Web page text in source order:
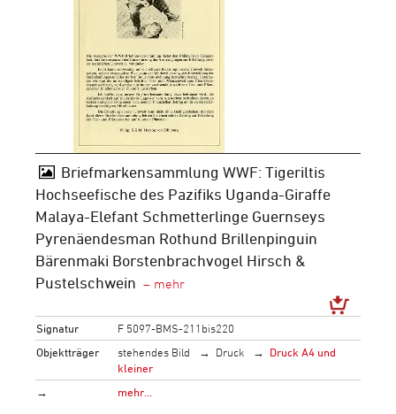
Briefmarkensammlung WWF: Tigeriltis
Hochseefische des Pazifiks Uganda-Giraffe
Malaya-Elefant Schmetterlinge Guernseys
Pyrenäendesman Rothund Brillenpinguin
Bärenmaki Borstenbrachvogel Hirsch &
Pustelschwein
Signatur
F 5097-BMS-211bis220
Objektträger
stehendes Bild Druck
Druck A4 und
kleiner
→
mehr…